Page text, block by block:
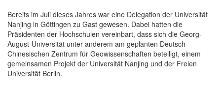
Bereits im Juli dieses Jahres war eine Delegation der Universität
Nanjing in Göttingen zu Gast gewesen. Dabei hatten die
Präsidenten der Hochschulen vereinbart, dass sich die Georg-
August-Universität unter anderem am geplanten Deutsch-
Chinesischen Zentrum für Geowissenschaften beteiligt, einem
gemeinsamen Projekt der Universität Nanjing und der Freien
Universität Berlin.